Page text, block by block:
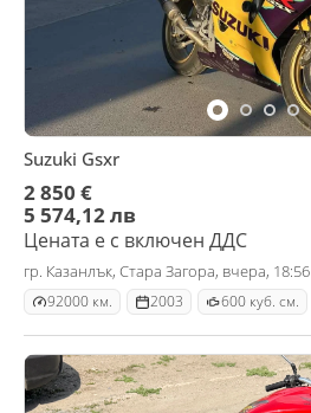
Suzuki Gsxr
2 850 €
5 574,12 лв
Цената е с включен ДДС
гр. Казанлък, Стара Загора, вчера, 18:56
92000 км. 2003 600 куб. см.